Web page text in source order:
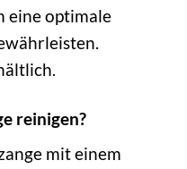
eine optimale
reinigen?
mit einem